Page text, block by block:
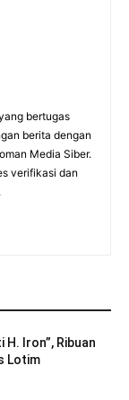
bertugas
berita dengan
Media Siber.
verifikasi dan
H. Iron”, Ribuan
Lotim